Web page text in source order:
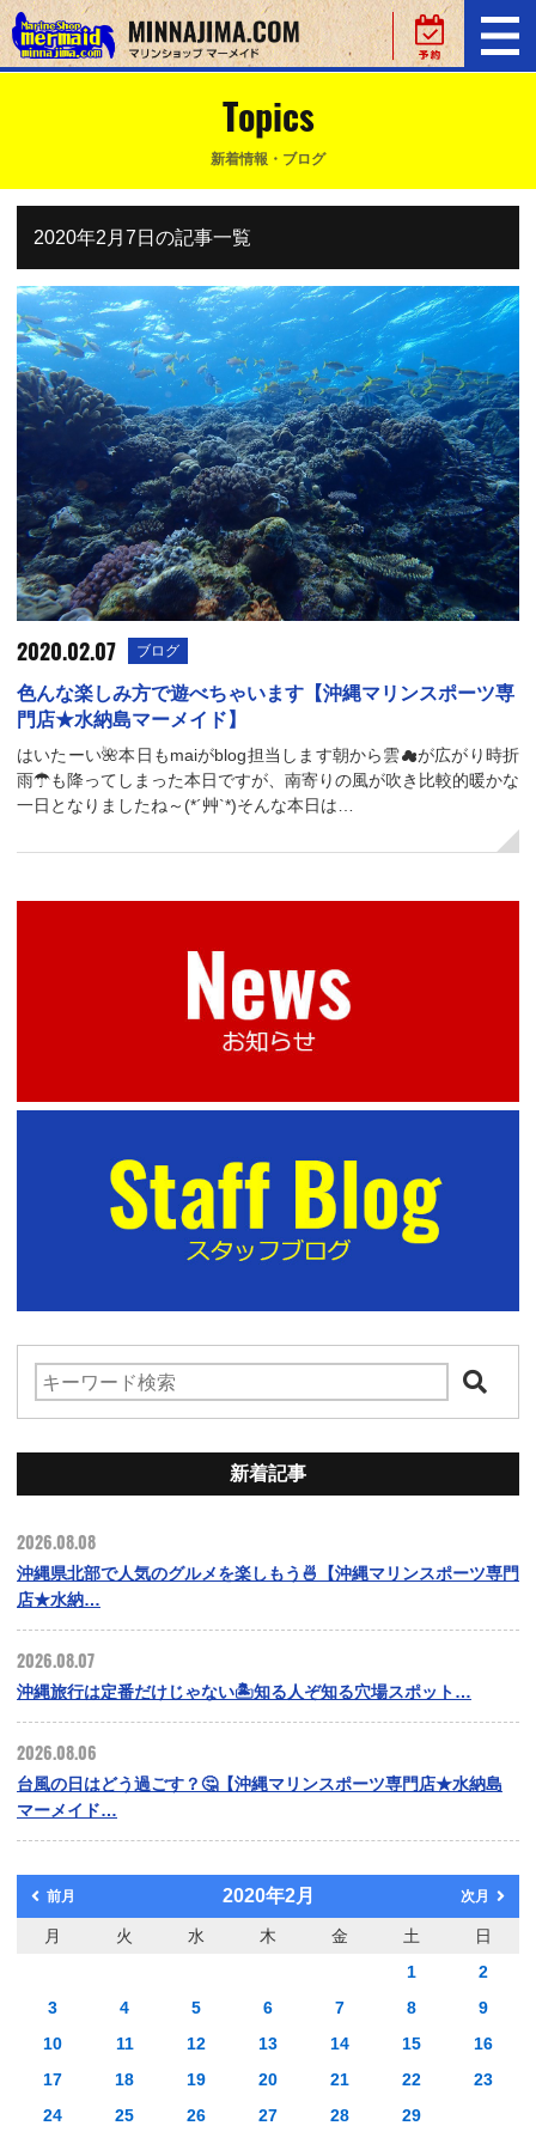
Topics
新着情報・ブログ
2020年2月7日の記事一覧
2020.02.07 ブログ
色んな楽しみ方で遊べちゃいます【沖縄マリンスポーツ専
門店★水納島マーメイド】
はいたーい🌺本日もmaiがblog担当します朝から雲☁が広がり時折
雨☂も降ってしまった本日ですが、南寄りの風が吹き比較的暖かな
一日となりましたね～(*´艸`*)そんな本日は…
新着記事
2026.08.08
沖縄県北部で人気のグルメを楽しもう🍜【沖縄マリンスポーツ専門
店★水納…
2026.08.07
沖縄旅行は定番だけじゃない🏝️知る人ぞ知る穴場スポット…
2026.08.06
台風の日はどう過ごす？🤔【沖縄マリンスポーツ専門店★水納島
マーメイド…
前月 2020年2月 次月
月 火 水 木 金 土
日
1
2
3
4 5 6 7 8
9
10
11 12 13 14 15
16
17
18 19 20 21 22
23
24
25 26 27 28 29